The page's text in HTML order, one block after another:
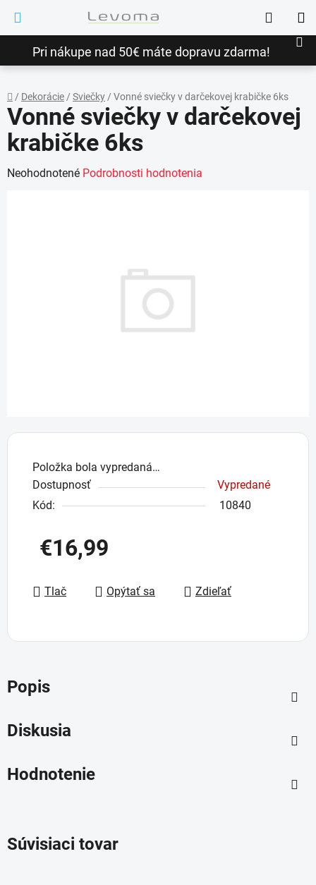
obsah
Pri nákupe nad 50€ máte dopravu zdarma!
Hľadať
Domov
/ Dekorácie/ Sviečky/ Vonné sviečky v darčekovej krabičke 6ks
Položka bola vypredaná…
Dostupnosť
Vypredané
Kód:
10840
€16,99
Tlač
Opýtať sa Zdieľať
Vonné sviečky v darčekovej
krabičke 6ks
Priemerné
Neohodnotené Podrobnosti hodnotenia
Popis
Diskusia
Hodnotenie
Súvisiaci tovar